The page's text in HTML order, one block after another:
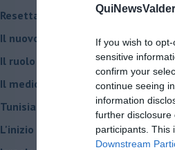
If you wish to
sensitive
confirm your
continue seeing
information
further disclosure
participants. This
Downstream
Resettare l’era di Netanyahu
​Il nuovo corso dell’era di Erdogan
Il ruolo delle diplomazie nei
Il medioriente di Silvio
Tunisia rischiosa e strategica per
L'inizio del “secolo della Turchia”